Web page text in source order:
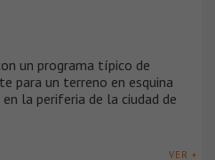
un programa típico de
para un terreno en esquina
la periferia de la ciudad de
VER +